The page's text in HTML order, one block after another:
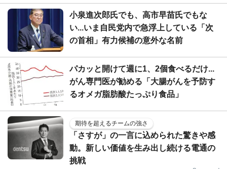
小泉進次郎氏でも、高市早苗氏でもな
い...いま自民党内で急浮上している「次
の首相」有力候補の意外な名前
パカッと開けて週に1、2個食べるだけ...
がん専門医が勧める「大腸がんを予防す
るオメガ脂肪酸たっぷり食品」
期待を超えるチームの強さ
「さすが」の一言に込められた驚きや感
動。新しい価値を生み出し続ける電通の
挑戦